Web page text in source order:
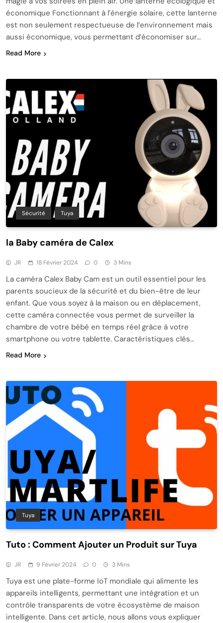
économique Fonctionnant à l’énergie solaire, cette lanterne
est non seulement respectueuse de l’environnement mais
aussi économique, vous permettant d’économiser sur…
Read More
Sécurité Tuya
la Baby caméra de Calex
JR 18 Février 2024 0 3 Mins
La caméra Calex Baby Cam est un outil essentiel pour les
parents soucieux de la sécurité et du bien-être de leur
enfant. Que vous soyez à la maison ou en déplacement,
cette caméra connectée vous permet de surveiller la
chambre de votre bébé en temps réel grâce à votre
smartphone ou votre tablette. Caractéristiques clés…
Read More
Tuya
Tuto : Comment Ajouter un Produit sur Tuya
JR 9 Février 2024 0 3 Mins
Tuya est une plate-forme IoT mondiale qui alimente les
appareils intelligents, permettant une intégration et un
contrôle transparents de votre écosystème de maison
intelligente. Dans cet article, nous allons vous expliquer